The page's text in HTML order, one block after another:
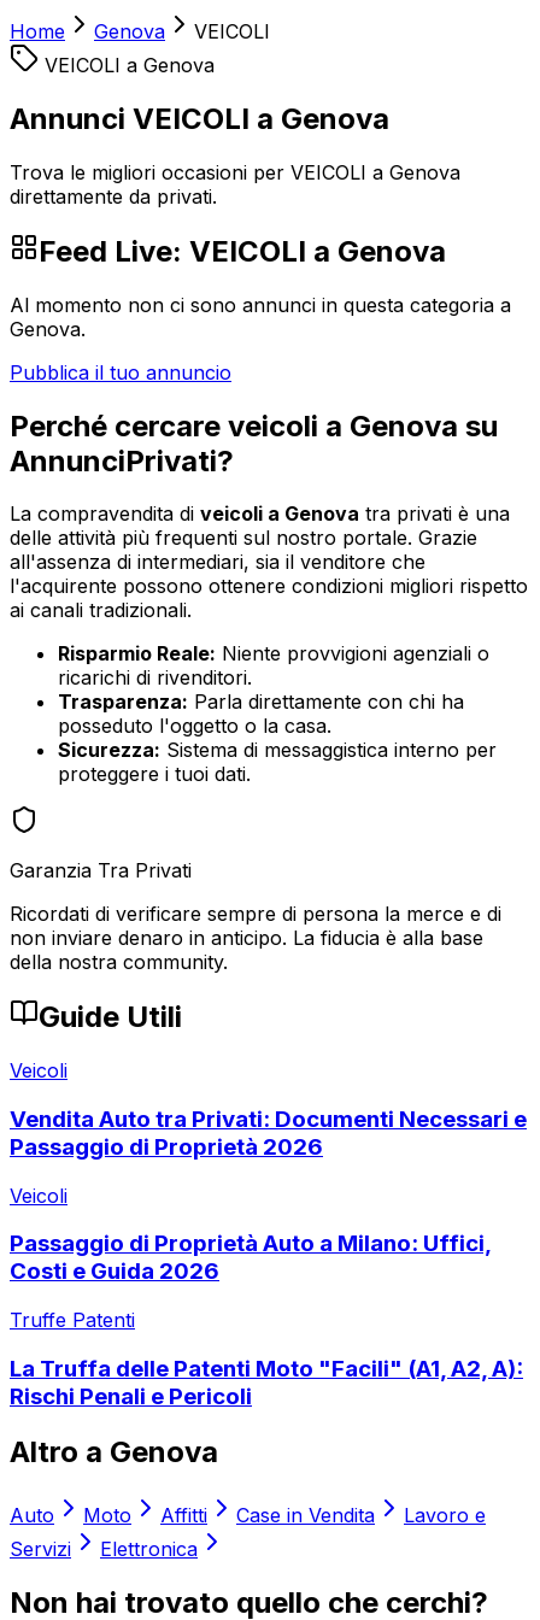
Home Genova
VEICOLI
VEICOLI a Genova
Annunci VEICOLI a Genova
Trova le migliori occasioni per VEICOLI a Genova
direttamente da privati.
Feed Live: VEICOLI a Genova
Al momento non ci sono annunci in questa categoria a
Genova.
Pubblica il tuo annuncio
Perché cercare veicoli a Genova su
AnnunciPrivati?
La compravendita di veicoli a Genova tra privati è una
delle attività più frequenti sul nostro portale. Grazie
all'assenza di intermediari, sia il venditore che
l'acquirente possono ottenere condizioni migliori rispetto
ai canali tradizionali.
Risparmio Reale: Niente provvigioni agenziali o
ricarichi di rivenditori.
Trasparenza: Parla direttamente con chi ha
posseduto l'oggetto o la casa.
Sicurezza: Sistema di messaggistica interno per
proteggere i tuoi dati.
Garanzia Tra Privati
Ricordati di verificare sempre di persona la merce e di
non inviare denaro in anticipo. La fiducia è alla base
della nostra community.
Guide Utili
Veicoli
Vendita Auto tra Privati: Documenti Necessari e
Passaggio di Proprietà 2026
Veicoli
Passaggio di Proprietà Auto a Milano: Uffici,
Costi e Guida 2026
Truffe Patenti
La Truffa delle Patenti Moto "Facili" (A1, A2, A):
Rischi Penali e Pericoli
Altro a Genova
Auto Moto Affitti Case in Vendita
Lavoro e
Servizi
Elettronica
Non hai trovato quello che cerchi?